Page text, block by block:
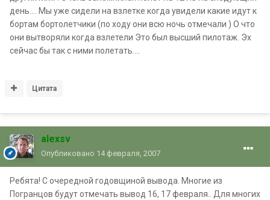
день.... Мы уже сидели на взлетке когда увидели какие идут к
бортам бортолетчики (по ходу они всю ночь отмечали ) О что
они вытворяли когда взлетели Это был высший пилотаж. Эх
сейчас бы так с ними полетать....
Цитата
alexsv
Опубликовано 14 февраля, 2007
Ребята! С очередной годовщиной вывода. Многие из
Погранцов будут отмечать вывод 16, 17 февраля.. Для многих